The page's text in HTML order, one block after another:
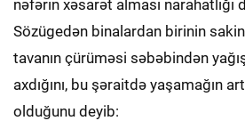
nəfərin xəsarət alması narahatlığı
Sözügedən binalardan birinin
tavanın çürüməsi səbəbindən
axdığını, bu şəraitdə yaşamağın
olduğunu deyib: